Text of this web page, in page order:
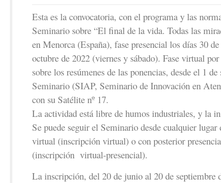
Esta es la convocatoria, con el programa y las
Seminario sobre “El final de la vida. Todas las
en Menorca (España), fase presencial los días 30
octubre de 2022 (viernes y sábado). Fase virtual
sobre los resúmenes de las ponencias, desde el 1
Seminario (SIAP, Seminario de Innovación en
con su Satélite nº 17.
La actividad está libre de humos industriales, y la
Se puede seguir el Seminario desde cualquier
virtual (inscripción virtual) o con posterior
(inscripción virtual-presencial).
La inscripción, del 20 de junio al 20 de septiembre